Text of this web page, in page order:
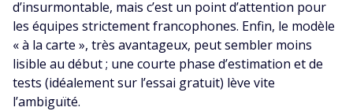
d’insurmontable, mais c’est un point d’attention pour
les équipes strictement francophones. Enfin, le modèle
« à la carte », très avantageux, peut sembler moins
lisible au début ; une courte phase d’estimation et de
tests (idéalement sur l’essai gratuit) lève vite
l’ambiguïté.